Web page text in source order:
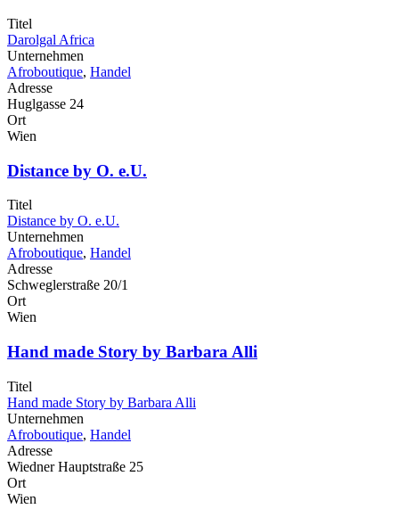
Titel
Darolgal Africa
Unternehmen
Afroboutique, Handel
Adresse
Huglgasse 24
Ort
Wien
Distance by O. e.U.
Titel
Distance by O. e.U.
Unternehmen
Afroboutique, Handel
Adresse
Schweglerstraße 20/1
Ort
Wien
Hand made Story by Barbara Alli
Titel
Hand made Story by Barbara Alli
Unternehmen
Afroboutique, Handel
Adresse
Wiedner Hauptstraße 25
Ort
Wien